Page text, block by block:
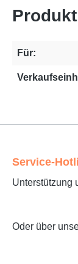
Für:
Service-
Unterstützung
Oder über